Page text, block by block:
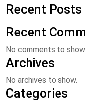
Recent Posts
Recent
No comments to show.
Archives
No archives to show.
Categories